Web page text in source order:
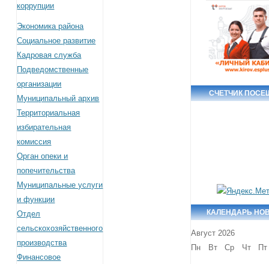
коррупции
Экономика района
Социальное развитие
Кадровая служба
Подведомственные
организации
Муниципальный архив
Территориальная
избирательная
комиссия
Орган опеки и
попечительства
Муниципальные услуги
и функции
Отдел
сельскохозяйственного
производства
Финансовое
СЧЕТЧИК
КАЛЕНДАРЬ
Август 2026
Пн
Вт Ср Чт Пт